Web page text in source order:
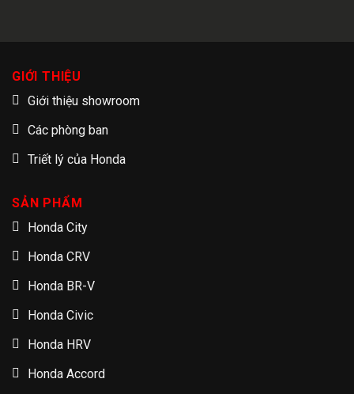
GIỚI THIỆU
Giới thiệu showroom
Các phòng ban
Triết lý của Honda
SẢN PHẨM
Honda City
Honda CRV
Honda BR-V
Honda Civic
Honda HRV
Honda Accord